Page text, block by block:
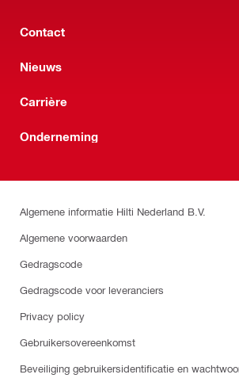
Contact
Nieuws
Carrière
Onderneming
Algemene informatie Hilti Nederland B.V.
Algemene voorwaarden
Gedragscode
Gedragscode voor leveranciers
Privacy policy
Gebruikersovereenkomst
Beveiliging gebruikersidentificatie en